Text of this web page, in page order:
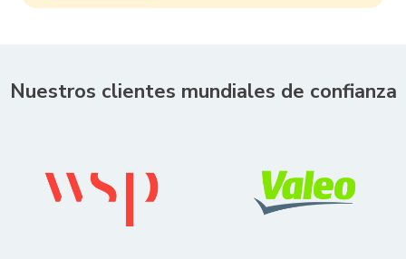
Nuestros clientes mundiales de confianza